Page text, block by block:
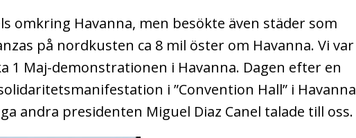
omkring Havanna, men besökte även städer som
på nordkusten ca 8 mil öster om Havanna. Vi var
1 Maj-demonstrationen i Havanna. Dagen efter en
i ”Convention Hall” i Havanna
andra presidenten Miguel Diaz Canel talade till oss.